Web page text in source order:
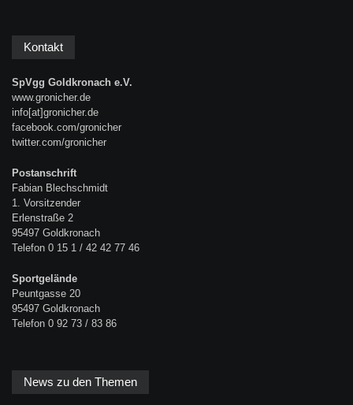
Kontakt
SpVgg Goldkronach e.V.
www.gronicher.de
info[at]gronicher.de
facebook.com/gronicher
twitter.com/gronicher
Postanschrift
Fabian Blechschmidt
1. Vorsitzender
Erlenstraße 2
95497 Goldkronach
Telefon 0 15 1 / 42 42 77 46
Sportgelände
Peuntgasse 20
95497 Goldkronach
Telefon 0 92 73 / 83 86
News zu den Themen